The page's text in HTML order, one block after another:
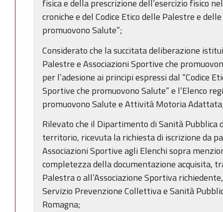
fisica e della prescrizione dell’esercizio fisico
croniche e del Codice Etico delle Palestre e
promuovono Salute”;
Considerato che la succitata deliberazione
Palestre e Associazioni Sportive che
per l’adesione ai principi espressi dal “Codice
Sportive che promuovono Salute” e l’Elenco
promuovono Salute e Attività Motoria
Rilevato che il Dipartimento di Sanità Pubblica
territorio, ricevuta la richiesta di iscrizione da
Associazioni Sportive agli Elenchi sopra
completezza della documentazione acquisita,
Palestra o all’Associazione Sportiva
Servizio Prevenzione Collettiva e Sanità
Romagna;